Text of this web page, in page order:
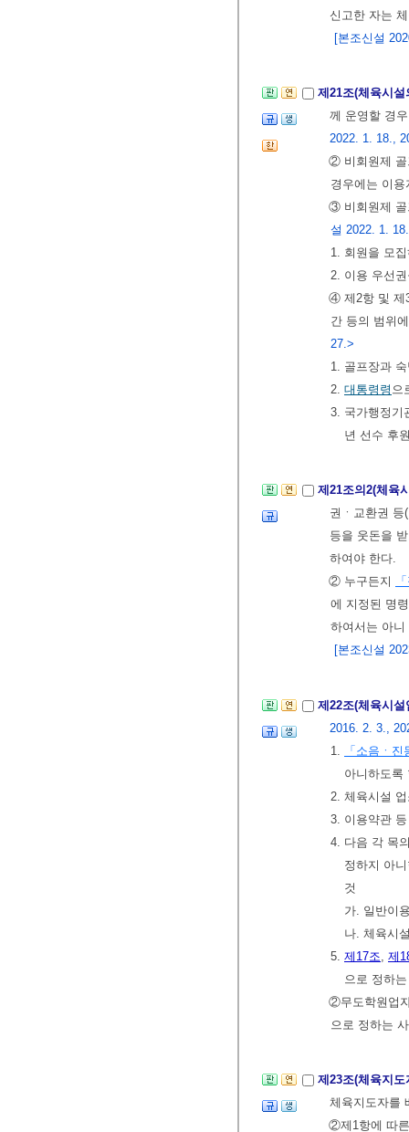
신고한 자는
[본조신설
제21조(체육시
께 운영할 경
2022. 1. 18.,
② 비회원제 골
경우에는 이
③ 비회원제 골
설 2022. 1.
1. 회원을 모
2. 이용 우선
④ 제2항 및 제
간 등의 범위
27.>
1. 골프장과
2. 대통령령 으
3. 국가행정
년 선수 후
제21조의2(체육
권ㆍ교환권 등
등을 웃돈을
하여야 한다.
② 누구든지
에 지정된 명
하여서는 아니
[본조신설
제22조(체육시
2016. 2. 3.,
1.
「소음ㆍ
아니하도록
2. 체육시설
3. 이용약관
4. 다음 각 목
정하지 아
것
가. 일반이
나. 체육시
5. 제17조 제
으로 정하
②무도학원업
으로 정하는
제23조(체육지
체육지도자를
②제1항에 따